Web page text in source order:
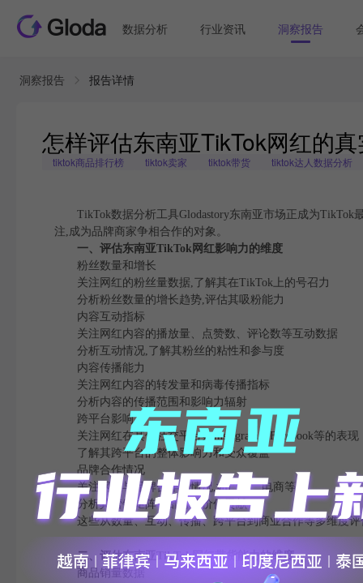
数据分析 行业资讯 洞察报告
洞察报告 报告详情
怎样评估东南亚TikTok网红的
tiktok商品排行榜 tiktok卖家 tiktok带货 tiktok达人数据分析
TikTok数据分析工具Glodastory东南亚市场正成为TikTok
注,成为品牌商家争相合作的对象。
一、评估东南亚TikTok网红影响力的维度
粉丝数量和增长
关注网红的粉丝量数据,了解其在TikTok上的号召力
分析粉丝数量的增长趋势,评估其吸粉能力
内容互动指标
关注网红内容的播放量、点赞数、评论数等互动数据
分析互动情况,了解其粉丝的粘性和参与度
内容传播能力
关注网红内容的转发量和病毒传播指标
分析内容的传播范围和影响力辐射
跨平台影响力
关注网红在其他社交平台如Instagram、Facebook等的表现
了解其跨平台的整体影响力和受众覆盖
品牌合作情况
关注网红与品牌合作的情况,如广告、电商等
分析其营销矩阵一部分的价值贡献
这些从数量、互动、传播、跨平台到商业合作等多维度评
二、评估东南亚TikTok网红带货能力的维度
商品销量数据